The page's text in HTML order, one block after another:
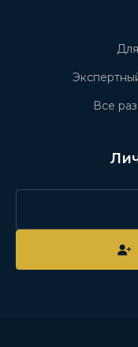
Все